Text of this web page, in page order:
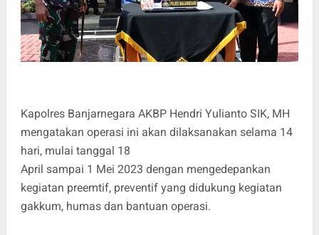
Kapolres Banjarnegara AKBP Hendri Yulianto SIK, MH
mengatakan operasi ini akan dilaksanakan selama 14
hari, mulai tanggal 18
April sampai 1 Mei 2023 dengan mengedepankan
kegiatan preemtif, preventif yang didukung kegiatan
gakkum, humas dan bantuan operasi.